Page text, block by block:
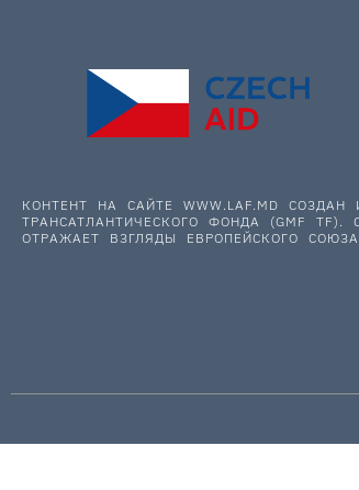
КОНТЕНТ НА САЙТЕ WWW.LAF.MD
ТРАНСАТЛАНТИЧЕСКОГО ФОНДА (GMF
ОТРАЖАЕТ ВЗГЛЯДЫ ЕВРОПЕЙСКОГО СОЮЗА